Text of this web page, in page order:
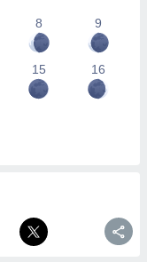
8 9
15 16